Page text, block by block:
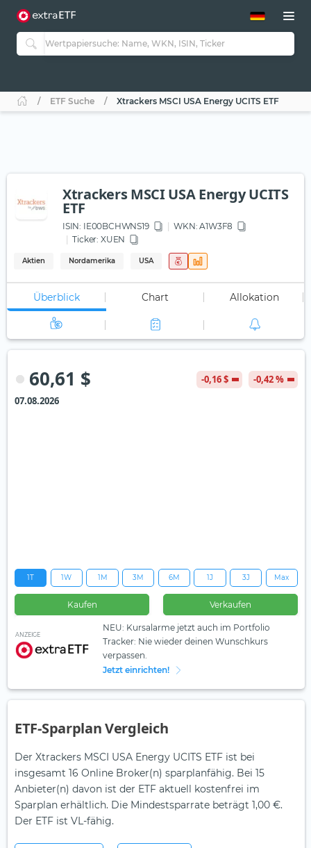
ETF-Guide 2.0
Guide Aktive ETFs
ETF-Sparpläne
ETF Suche Xtrackers MSCI USA Energy UCITS ETF
Xtrackers MSCI USA Energy UCITS
ETF
ISIN: IE00BCHWNS19 WKN: A1W3F8
Ticker: XUEN
Aktien Nordamerika USA
Überblick Chart Allokation
60,61 $ -0,16 $
-0,42 %
07.08.2026
1T 1W 1M 3M 6M 1J 3J Max
Kaufen Verkaufen
ANZEIGE
NEU: Kursalarme jetzt auch im Portfolio
Tracker: Nie wieder deinen Wunschkurs
verpassen.
Jetzt einrichten!
ETF-Sparplan Vergleich
Der Xtrackers MSCI USA Energy UCITS ETF ist bei
insgesamt 16 Online Broker(n) sparplanfähig. Bei 15
Anbieter(n) davon ist der ETF aktuell kostenfrei im
Sparplan erhältlich. Die Mindestsparrate beträgt 1,00 €.
Der ETF ist VL-fähig.